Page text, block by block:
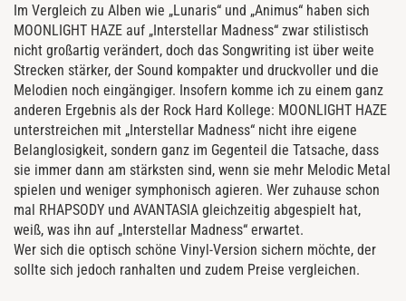
Im Vergleich zu Alben wie „Lunaris“ und „Animus“ haben sich
MOONLIGHT HAZE auf „Interstellar Madness“ zwar stilistisch
nicht großartig verändert, doch das Songwriting ist über weite
Strecken stärker, der Sound kompakter und druckvoller und die
Melodien noch eingängiger. Insofern komme ich zu einem ganz
anderen Ergebnis als der Rock Hard Kollege: MOONLIGHT HAZE
unterstreichen mit „Interstellar Madness“ nicht ihre eigene
Belanglosigkeit, sondern ganz im Gegenteil die Tatsache, dass
sie immer dann am stärksten sind, wenn sie mehr Melodic Metal
spielen und weniger symphonisch agieren. Wer zuhause schon
mal RHAPSODY und AVANTASIA gleichzeitig abgespielt hat,
weiß, was ihn auf „Interstellar Madness“ erwartet.
Wer sich die optisch schöne Vinyl-Version sichern möchte, der
sollte sich jedoch ranhalten und zudem Preise vergleichen.